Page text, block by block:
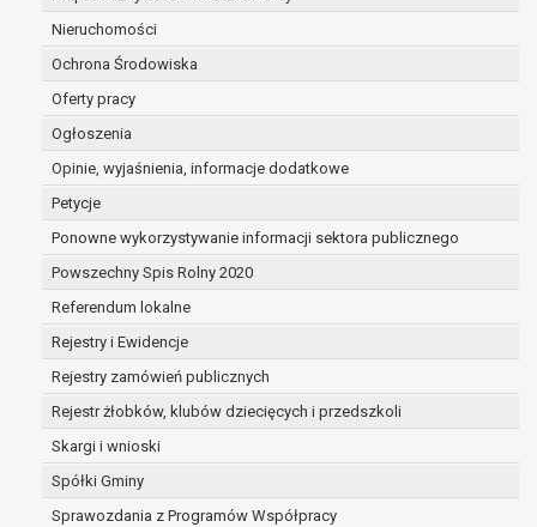
Nieruchomości
Ochrona Środowiska
Oferty pracy
Ogłoszenia
Opinie, wyjaśnienia, informacje dodatkowe
Petycje
Ponowne wykorzystywanie informacji sektora publicznego
Powszechny Spis Rolny 2020
Referendum lokalne
Rejestry i Ewidencje
Rejestry zamówień publicznych
Rejestr żłobków, klubów dziecięcych i przedszkoli
Skargi i wnioski
Spółki Gminy
Sprawozdania z Programów Współpracy
prawo dostępu do treści danych oraz
otrzymywania ich kopii na podstawie art. 15
RODO;
podstawie art. 16 RODO,
dane są nieprawidłowe lub
prawo do żądania usunięcia danych
osobowych (tzw. prawo do bycia
zapomnianym) na podstawie art. 17 RODO,
w przypadku gdy:
dane nie są już niezbędne do celów,
dla których były zebrane lub w inny
sposób przetwarzane,
osoba, której dane dotyczą, wniosła
sprzeciw wobec przetwarzania
danych osobowych,
zgodę na przetwarzanie danych